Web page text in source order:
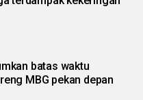
batas waktu
MBG pekan depan